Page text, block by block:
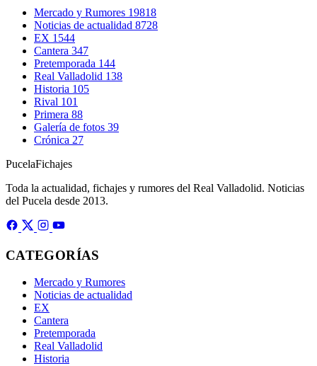
Mercado y Rumores 19818
Noticias de actualidad 8728
EX 1544
Cantera 347
Pretemporada 144
Real Valladolid 138
Historia 105
Rival 101
Primera 88
Galería de fotos 39
Crónica 27
PucelaFichajes
Toda la actualidad, fichajes y rumores del Real Valladolid. Noticias
del Pucela desde 2013.
CATEGORÍAS
Mercado y Rumores
Noticias de actualidad
EX
Cantera
Pretemporada
Real Valladolid
Historia